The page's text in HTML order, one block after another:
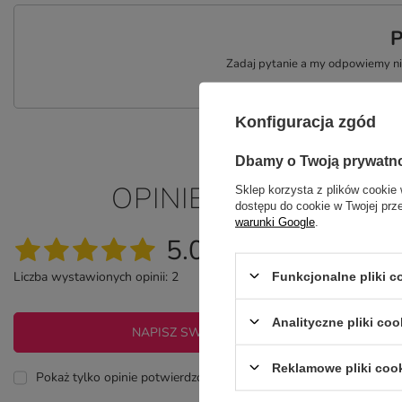
Zadaj pytanie a my odpowiemy
OPINIE O
5.00
Liczba wystawionych opinii: 2
NAPISZ SWOJĄ OPINIĘ
Pokaż tylko opinie potwierdzone zakupem
Konfiguracja zgód
Dbamy o Twoją
Sklep korzysta z plików cookie
dostępu do cookie w Twojej
warunki Google
Funkcjonalne pliki
Analityczne pliki
Reklamowe pliki